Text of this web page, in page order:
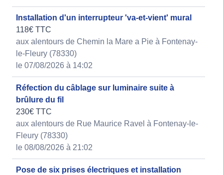
Installation d'un interrupteur 'va-et-vient' mural
118€ TTC
aux alentours de Chemin la Mare a Pie à Fontenay-
le-Fleury (78330)
le 07/08/2026 à 14:02
Réfection du câblage sur luminaire suite à
brûlure du fil
230€ TTC
aux alentours de Rue Maurice Ravel à Fontenay-le-
Fleury (78330)
le 08/08/2026 à 21:02
Pose de six prises électriques et installation